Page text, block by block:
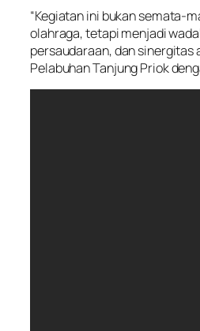
“Kegiatan ini bukan semata-
olahraga, tetapi menjadi
persaudaraan, dan sinergitas
Pelabuhan Tanjung Priok